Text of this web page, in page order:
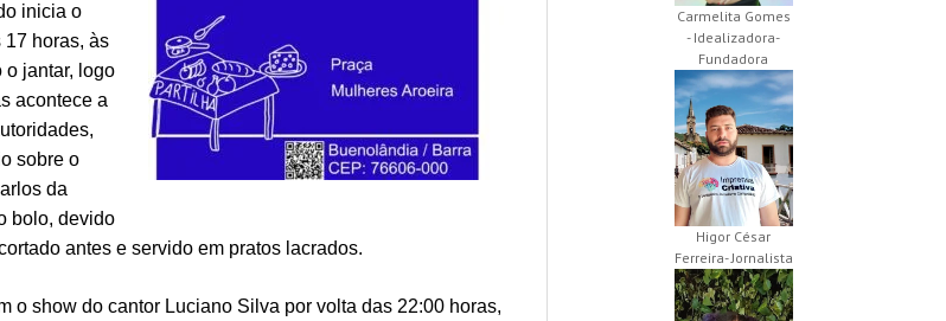
inicia o
17 horas, às
o jantar, logo
acontece a
sobre o
da
bolo, devido
antes e servido em pratos lacrados.
o show do cantor Luciano Silva por volta das 22:00 horas,
Carmelita Gomes
- Idealizadora-
Fundadora
Higor César
Ferreira- Jornalista